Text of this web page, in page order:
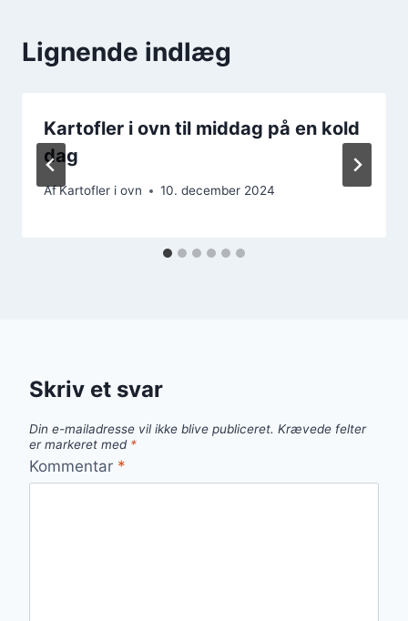
Lignende indlæg
Kartofler i ovn til middag på en kold
dag
AfKartofler i ovn 10. december 2024
Skriv et svar
Din e-mailadresse vil ikke blive publiceret. Krævede felter
er markeret med *
Kommentar *